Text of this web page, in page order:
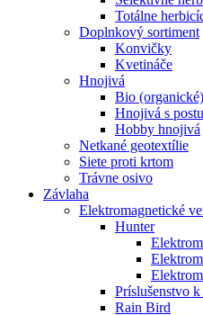
Totálne
Doplnkový sortiment
Konvičky
Kvetináče
Hnojivá
Bio
Hnojivá s
Hobby hnojivá
Netkané geotextílie
Siete proti krtom
Trávne osivo
Závlaha
Elektromagnetické
Hunter
Príslušenstvo
Rain Bird